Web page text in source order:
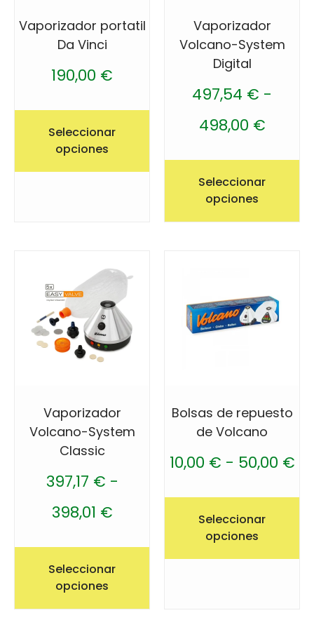
Vaporizador portatil
Da Vinci
190,00 €
Seleccionar
opciones
Vaporizador
Volcano-System
Digital
497,54 € -
498,00 €
Seleccionar
opciones
Vaporizador
Volcano-System
Classic
397,17 € -
398,01 €
Seleccionar
opciones
Bolsas de repuesto
de Volcano
10,00 € - 50,00 €
Seleccionar
opciones